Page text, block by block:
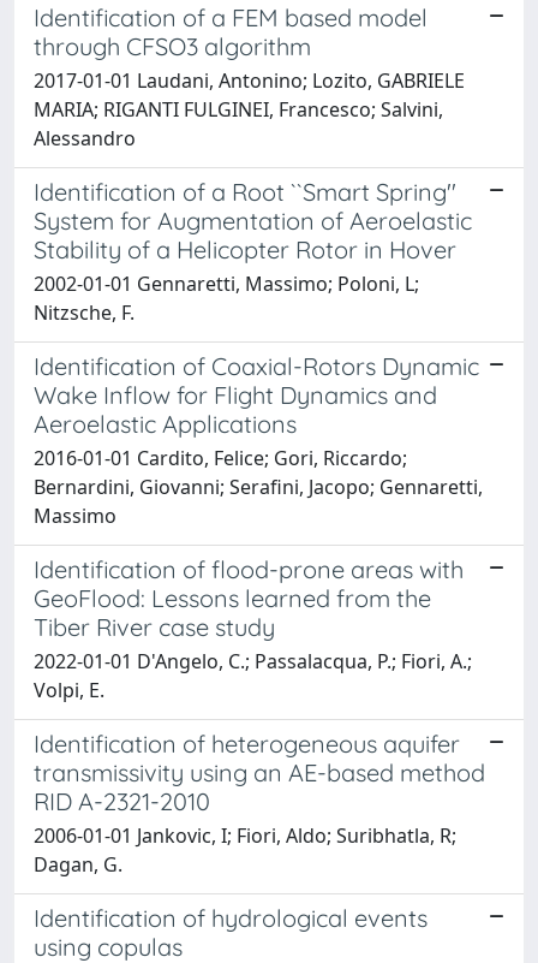
Identification of a FEM based model
through CFSO3 algorithm
2017-01-01 Laudani, Antonino; Lozito, GABRIELE
MARIA; RIGANTI FULGINEI, Francesco; Salvini,
Alessandro
Identification of a Root ``Smart Spring''
System for Augmentation of Aeroelastic
Stability of a Helicopter Rotor in Hover
2002-01-01 Gennaretti, Massimo; Poloni, L;
Nitzsche, F.
Identification of Coaxial-Rotors Dynamic
Wake Inflow for Flight Dynamics and
Aeroelastic Applications
2016-01-01 Cardito, Felice; Gori, Riccardo;
Bernardini, Giovanni; Serafini, Jacopo; Gennaretti,
Massimo
Identification of flood-prone areas with
GeoFlood: Lessons learned from the
Tiber River case study
2022-01-01 D'Angelo, C.; Passalacqua, P.; Fiori, A.;
Volpi, E.
Identification of heterogeneous aquifer
transmissivity using an AE-based method
RID A-2321-2010
2006-01-01 Jankovic, I; Fiori, Aldo; Suribhatla, R;
Dagan, G.
Identification of hydrological events
using copulas